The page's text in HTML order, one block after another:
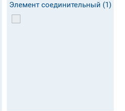
Элемент соединительный (1)